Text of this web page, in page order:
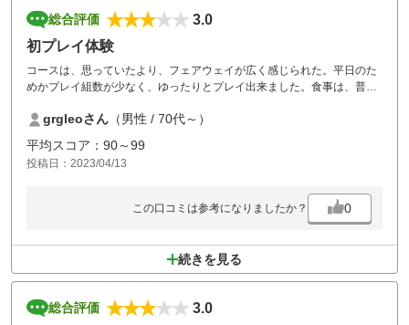
総合評価
3.0
初プレイ体験
コースは、思っていたより、フェアウェイが広く感じられた。平日のた
めかプレイ組数が少なく、ゆったりとプレイ出来ました。食事は、普通
grgleoさん （男性 / 70代～）
平均スコア：90～99
投稿日：2023/04/13
この口コミは参考になりましたか？ 0
続きを見る
総合評価
3.0